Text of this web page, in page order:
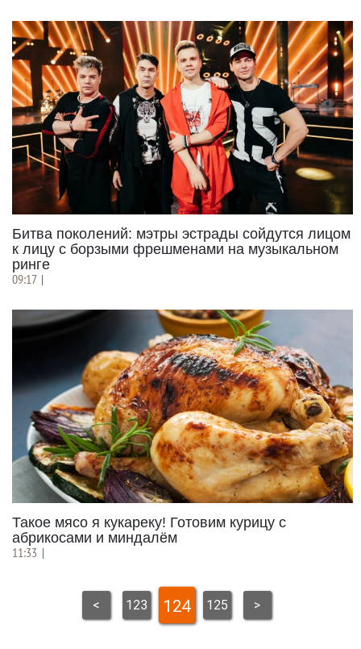
Битва поколений: мэтры эстрады сойдутся лицом
к лицу с борзыми фрешменами на музыкальном
ринге
09:17 |
Такое мясо я кукареку! Готовим курицу с
абрикосами и миндалём
11:33 |
< 123 124 125 >